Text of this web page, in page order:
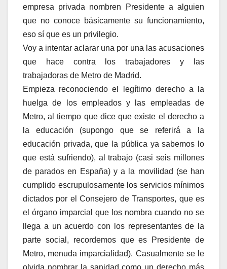
empresa privada nombren Presidente a alguien
que no conoce básicamente su funcionamiento,
eso sí que es un privilegio.
Voy a intentar aclarar una por una las acusaciones
que hace contra los trabajadores y las
trabajadoras de Metro de Madrid.
Empieza reconociendo el legítimo derecho a la
huelga de los empleados y las empleadas de
Metro, al tiempo que dice que existe el derecho a
la educación (supongo que se referirá a la
educación privada, que la pública ya sabemos lo
que está sufriendo), al trabajo (casi seis millones
de parados en España) y a la movilidad (se han
cumplido escrupulosamente los servicios mínimos
dictados por el Consejero de Transportes, que es
el órgano imparcial que los nombra cuando no se
llega a un acuerdo con los representantes de la
parte social, recordemos que es Presidente de
Metro, menuda imparcialidad). Casualmente se le
olvida nombrar la sanidad como un derecho más